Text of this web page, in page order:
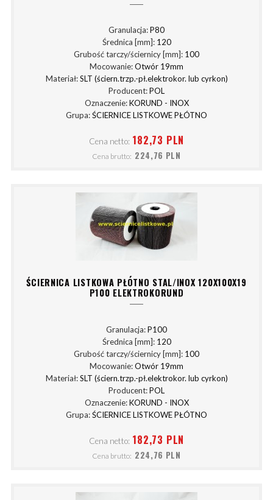
Granulacja:P80
Średnica [mm]: 120
Grubość tarczy/ściernicy [mm]: 100
Mocowanie:Otwór 19mm
Materiał:SLT (ściern.trzp.-pł.elektrokor. lub cyrkon)
Producent:POL
Oznaczenie:KORUND - INOX
Grupa:ŚCIERNICE LISTKOWE PŁÓTNO
Cena netto: 182,73 PLN
Cena brutto: 224,76 PLN
ŚCIERNICA LISTKOWA PŁÓTNO STAL/INOX 120X100X19
P100 ELEKTROKORUND
Granulacja:P100
Średnica [mm]: 120
Grubość tarczy/ściernicy [mm]: 100
Mocowanie:Otwór 19mm
Materiał:SLT (ściern.trzp.-pł.elektrokor. lub cyrkon)
Producent:POL
Oznaczenie:KORUND - INOX
Grupa:ŚCIERNICE LISTKOWE PŁÓTNO
Cena netto: 182,73 PLN
Cena brutto: 224,76 PLN